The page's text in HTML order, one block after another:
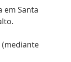
em Santa